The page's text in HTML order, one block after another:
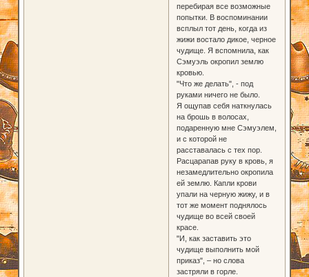
перебирая все возможные
попытки. В воспоминании
всплыл тот день, когда из
жижи востало дикое, черное
чудище. Я вспомнила, как
Сэмуэль окропил землю
кровью.
"Что же делать", - под
руками ничего не было.
Я ощупав себя наткнулась
на брошь в волосах,
подаренную мне Сэмуэлем,
и с которой не
расставалась с тех пор.
Расцарапав руку в кровь, я
незамедлительно окропила
ей землю. Капли крови
упали на черную жижу, и в
тот же момент поднялось
чудище во всей своей
красе.
"И, как заставить это
чудище выполнить мой
приказ", – но слова
застряли в горле.